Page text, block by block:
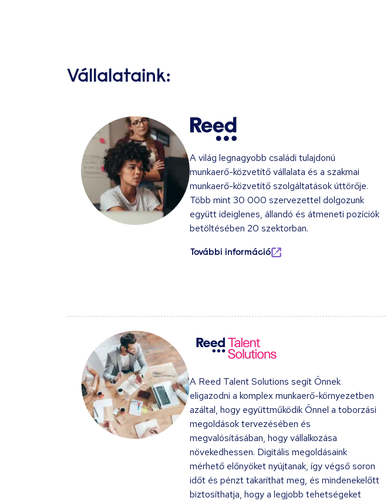
Vállalataink:
A világ legnagyobb családi tulajdonú
munkaerő-közvetítő vállalata és a szakmai
munkaerő-közvetítő szolgáltatások úttörője.
Több mint 30 000 szervezettel dolgozunk
együtt ideiglenes, állandó és átmeneti pozíciók
betöltésében 20 szektorban.
További információ
A Reed Talent Solutions segít Önnek
eligazodni a komplex munkaerő-környezetben
azáltal, hogy együttműködik Önnel a toborzási
megoldások tervezésében és
megvalósításában, hogy vállalkozása
növekedhessen. Digitális megoldásaink
mérhető előnyöket nyújtanak, így végső soron
időt és pénzt takaríthat meg, és mindenekelőtt
biztosíthatja, hogy a legjobb tehetségeket